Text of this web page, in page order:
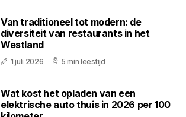
Van traditioneel tot modern: de
diversiteit van restaurants in het
Westland
1 juli 2026 5 min leestijd
Wat kost het opladen van een
elektrische auto thuis in 2026 per 100